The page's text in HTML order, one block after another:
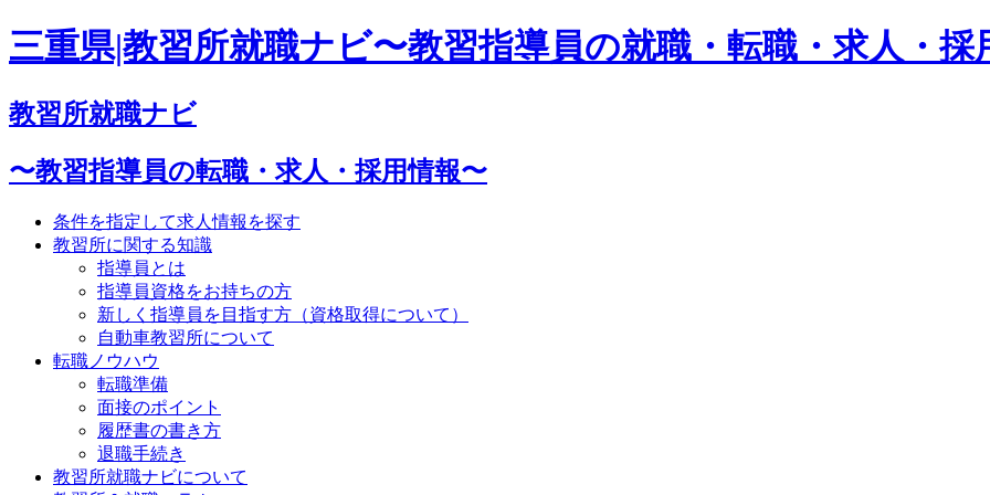
三重県|教習所就職ナビ〜教習指導員の就職・転職・求人・採
教習所就職ナビ
〜教習指導員の転職・求人・採用情報〜
条件を指定して求人情報を探す
教習所に関する知識
指導員とは
指導員資格をお持ちの方
新しく指導員を目指す方（資格取得について）
自動車教習所について
転職ノウハウ
転職準備
面接のポイント
履歴書の書き方
退職手続き
教習所就職ナビについて